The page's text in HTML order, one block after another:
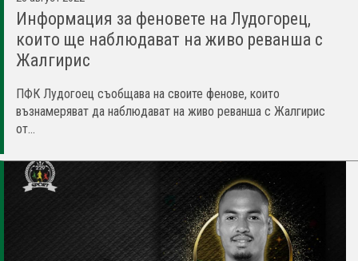
Информация за феновете на Лудогорец,
които ще наблюдават на живо реванша с
Жалгирис
ПФК Лудогоец съобщава на своите фенове, които
възнамеряват да наблюдават на живо реванша с Жалгирис
от...